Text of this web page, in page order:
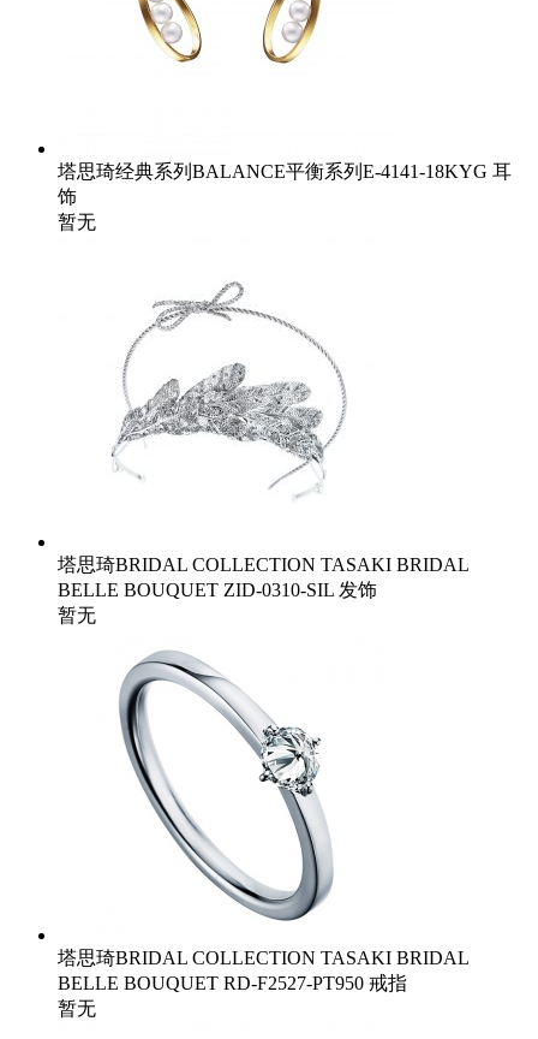
塔思琦经典系列BALANCE平衡系列E-4141-18KYG 耳
饰
暂无
塔思琦BRIDAL COLLECTION TASAKI BRIDAL
BELLE BOUQUET ZID-0310-SIL 发饰
暂无
塔思琦BRIDAL COLLECTION TASAKI BRIDAL
BELLE BOUQUET RD-F2527-PT950 戒指
暂无